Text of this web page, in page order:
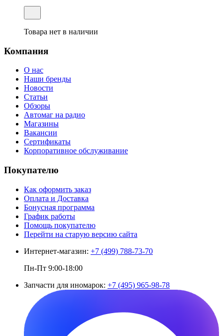
Товара нет в наличии
Компания
О нас
Наши бренды
Новости
Статьи
Обзоры
Автомаг на радио
Магазины
Вакансии
Сертификаты
Корпоративное обслуживание
Покупателю
Как оформить заказ
Оплата и Доставка
Бонусная программа
График работы
Помощь покупателю
Перейти на старую версию сайта
Интернет-магазин: +7 (499) 788-73-70
Пн-Пт 9:00-18:00
Запчасти для иномарок: +7 (495) 965-98-78